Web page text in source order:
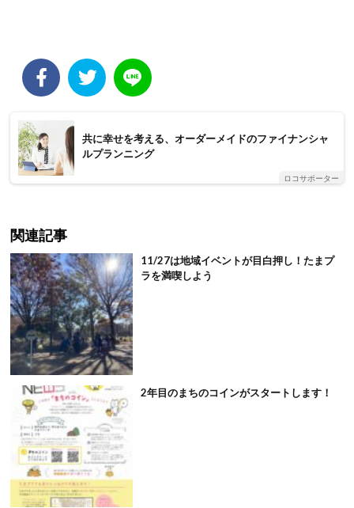
共に幸せを考える、オーダーメイドのファイナンシャ
ルプランニング
ロコサポーター
関連記事
11/27は地域イベントが目白押し！たまプ
ラを満喫しよう
2年目のまちのコインがスタートします！